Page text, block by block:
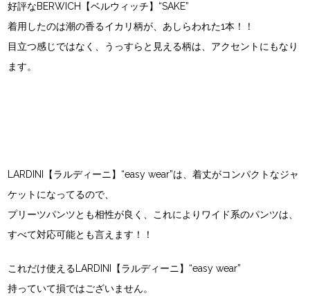
好評なBERWICH【ベルウィッチ】“SAKE”
着用したのは潮の香るイカリ柄が、あしらわれた1本！！
目立つ感じではなく、うっすらと見える柄は、アクセントにもなり
ます。
LARDINI【ラルディーニ】“easy wear”は、着丈がコンパクトなジャ
ケットになってるので、
プリーツパンツとも相性が良く、これによりワイド系のパンツは、
すべて対応可能とも言えます！！
これだけ使えるLARDINI【ラルディーニ】“easy wear”
持っていて損ではございません。